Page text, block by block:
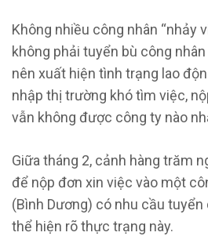
Không nhiều công nhân “nhảy
không phải tuyển bù công
nên xuất hiện tình trạng lao
nhập thị trường khó tìm việc,
vẫn không được công ty nào
Giữa tháng 2, cảnh hàng trăm
để nộp đơn xin việc vào một
(Bình Dương) có nhu cầu
thể hiện rõ thực trạng này.